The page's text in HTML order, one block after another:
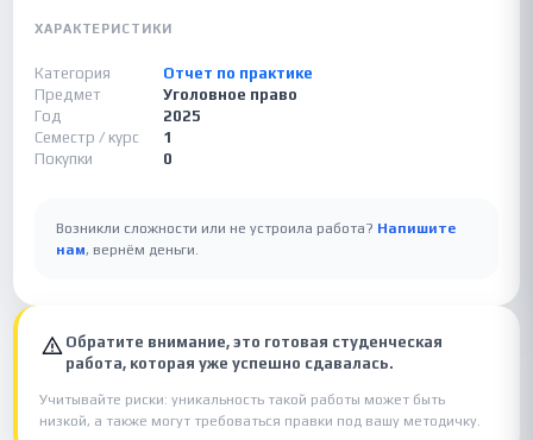
ХАРАКТЕРИСТИКИ
Категория
Отчет по практике
Предмет
Уголовное право
Год
2025
Семестр / курс
1
Покупки
0
Возникли сложности или не устроила работа? Напишите
нам, вернём деньги.
Обратите внимание, это готовая студенческая
работа, которая уже успешно сдавалась.
Учитывайте риски: уникальность такой работы может быть
низкой, а также могут требоваться правки под вашу методичку.